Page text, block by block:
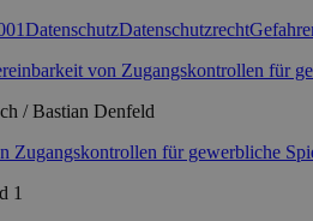
DatenschutzDatenschutzrecht
/ Bastian Denfeld
Zugangskontrollen für gewerbliche
1